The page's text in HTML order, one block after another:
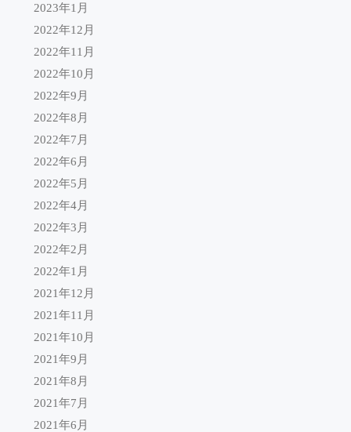
2023年1月
2022年12月
2022年11月
2022年10月
2022年9月
2022年8月
2022年7月
2022年6月
2022年5月
2022年4月
2022年3月
2022年2月
2022年1月
2021年12月
2021年11月
2021年10月
2021年9月
2021年8月
2021年7月
2021年6月